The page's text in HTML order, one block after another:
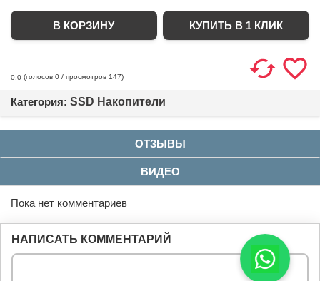
КУПИТЬ В 1 КЛИК
0.0 (голосов 0 / просмотров 147)
Категория: SSD Накопители
ОТЗЫВЫ
ВИДЕО
Пока нет комментариев
НАПИСАТЬ КОММЕНТАРИЙ